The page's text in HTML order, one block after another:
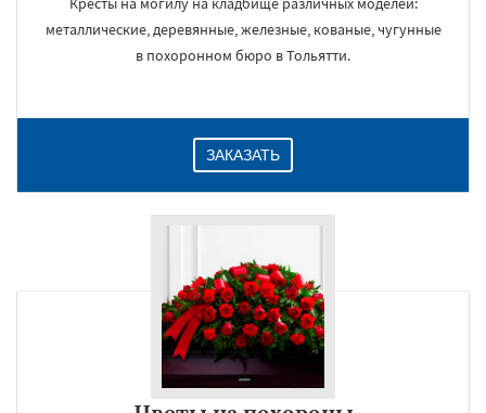
металлические, деревянные, железные, кованые, чугунные
в похоронном бюро в Тольятти.
ЗАКАЗАТЬ